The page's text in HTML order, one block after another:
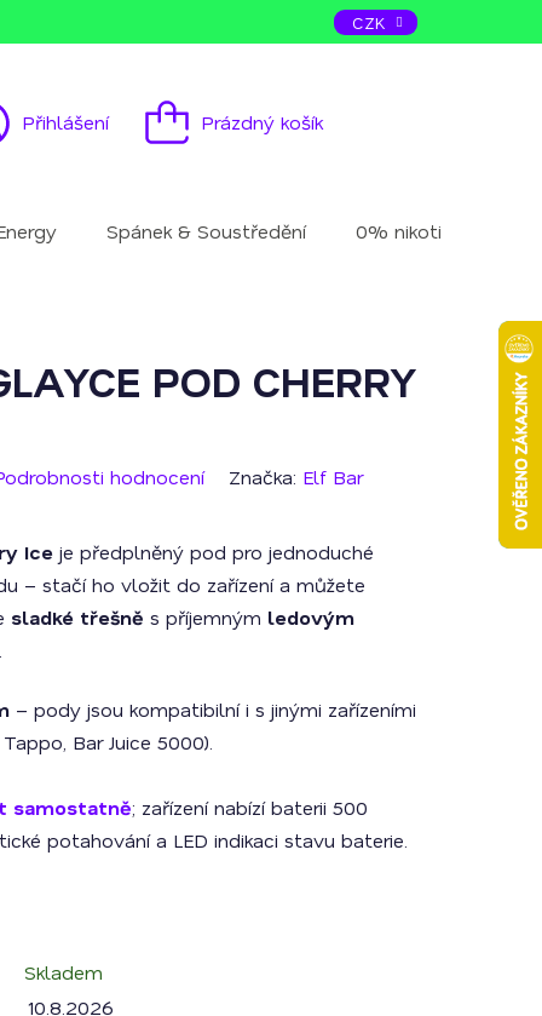
CZK
Přihlášení
Nákupní
Prázdný košík
Spánek & Soustředění 0% nikotinu
POD CHERRY
hodnocení Značka: Elf Bar
Ice je předplněný pod pro jednoduché
– stačí ho vložit do zařízení a můžete
sladké třešně s příjemným ledovým
– pody jsou kompatibilní i s jinými zařízeními
Bar Juice 5000).
samostatně; zařízení nabízí baterii 500
potahování a LED indikaci stavu baterie.
Skladem
10.8.2026